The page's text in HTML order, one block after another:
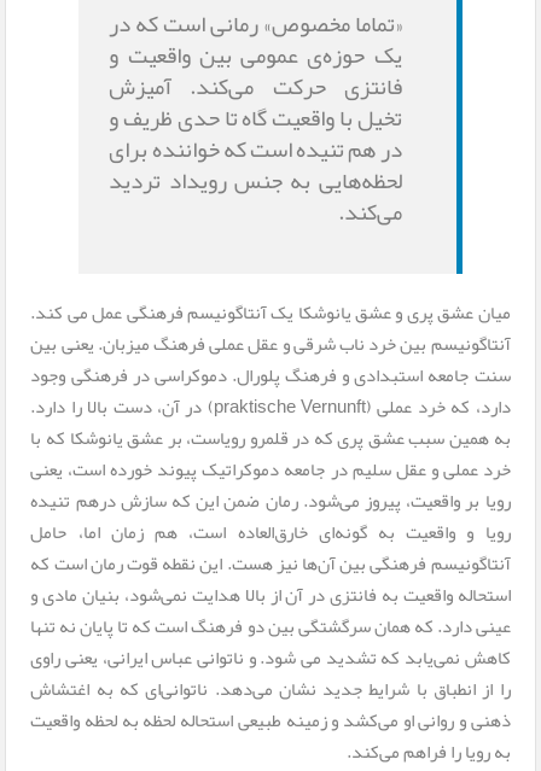
«تماما مخصوص» رمانی‌ است که در
یک حوزه‌ی عمومی بین واقعیت و
فانتزی حرکت می‌کند. آمیزش
تخیل با واقعیت گاه تا حدی ظریف و
در هم تنیده است که خواننده برای
لحظه‌هایی به جنس رویداد تردید
می‌کند.
میان عشق پری و عشق یانوشکا یک آنتاگونیسم فرهنگی عمل می کند.
آنتاگونیسم بین خرد ناب شرقی و عقل عملی فرهنگ میزبان. یعنی بین
سنت جامعه استبدادی و فرهنگ پلورال. دموکراسی در فرهنگی وجود
دارد، که خرد عملی (praktische Vernunft) در آن، دست بالا را دارد.
به همین سبب عشق پری که در قلمرو رویاست، بر عشق یانوشکا که با
خرد عملی و عقل سلیم در جامعه‌ دموکراتیک پیوند خورده است، یعنی
رویا بر واقعیت، پیروز می‌شود. رمان ضمن این که سازش درهم تنیده
رویا و واقعیت به گونه‌ای خارق‌العاده است، هم زمان اما، حامل
آنتاگونیسم فرهنگی بین آن‌ها نیز هست. این نقطه قوت رمان است که
استحاله واقعیت به فانتزی در آن از بالا هدایت نمی‌شود، بنیان مادی و
عینی دارد. که همان سرگشتگی بین دو فرهنگ است که تا پایان نه تنها
کاهش نمی‌یابد که تشدید می شود. و ناتوانی عباس ایرانی، یعنی راوی
را از انطباق با شرایط جدید نشان می‌دهد. ناتوانی‌ای که به اغتشاش
ذهنی و روانی او می‌کشد و زمینه طبیعی استحاله لحظه‌ به لحظه واقعیت
به رویا را فراهم می‌کند.